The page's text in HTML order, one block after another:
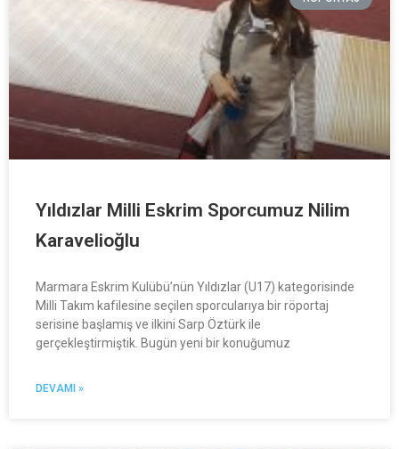
Yıldızlar Milli Eskrim Sporcumuz Nilim
Karavelioğlu
Marmara Eskrim Kulübü’nün Yıldızlar (U17) kategorisinde
Milli Takım kafilesine seçilen sporcularıya bir röportaj
serisine başlamış ve ilkini Sarp Öztürk ile
gerçekleştirmiştik. Bugün yeni bir konuğumuz
DEVAMI »